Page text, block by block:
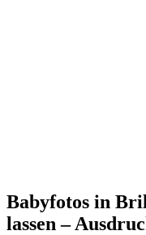
Babyfotos in
lassen –